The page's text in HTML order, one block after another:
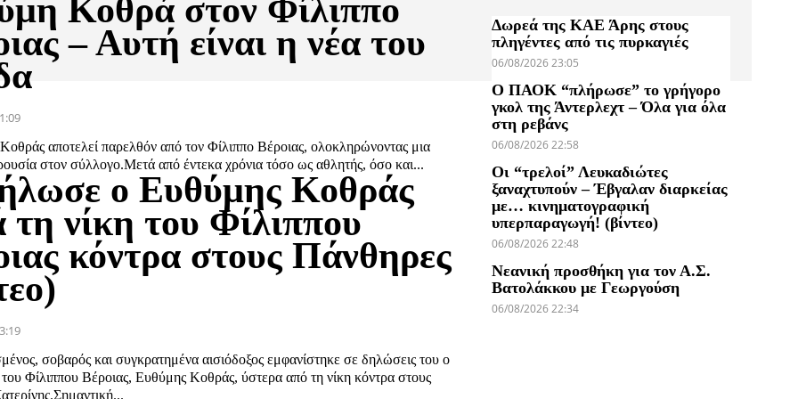
Κοθρά στον Φίλιππο
– Αυτή είναι η νέα του
αποτελεί παρελθόν από τον Φίλιππο Βέροιας, ολοκληρώνοντας μια
στον σύλλογο.Μετά από έντεκα χρόνια τόσο ως αθλητής, όσο και...
ο Ευθύμης Κοθράς
τη νίκη του Φίλιππου
κόντρα στους Πάνθηρες
σοβαρός και συγκρατημένα αισιόδοξος εμφανίστηκε σε δηλώσεις του ο
Φίλιππου Βέροιας, Ευθύμης Κοθράς, ύστερα από τη νίκη κόντρα στους
Δωρεά της ΚΑΕ Άρης στους
πληγέντες από τις πυρκαγιές
06/08/2026 23:05
Ο ΠΑΟΚ “πλήρωσε” το γρήγορο
γκολ της Άντερλεχτ – Όλα για όλα
στη ρεβάνς
06/08/2026 22:58
Οι “τρελοί” Λευκαδιώτες
ξαναχτυπούν – Έβγαλαν διαρκείας
με… κινηματογραφική
υπερπαραγωγή! (βίντεο)
06/08/2026 22:48
Νεανική προσθήκη για τον Α.Σ.
Βατολάκκου με Γεωργούση
06/08/2026 22:34